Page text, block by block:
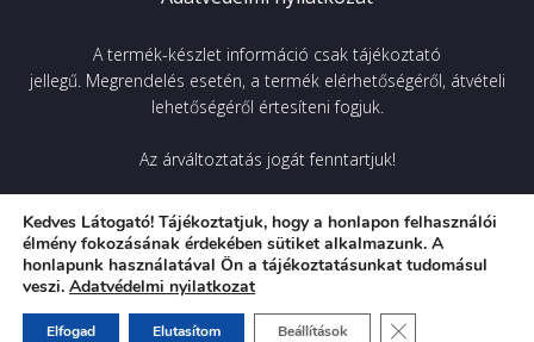
A termék-készlet információ csak tájékoztató
jellegű. Megrendelés esetén, a termék elérhetőségéről, átvételi
lehetőségéről értesíteni fogjuk.
Az árváltoztatás jogát fenntartjuk!
2026FrigoTherm Kft © Minden jog fenntartva.
megbízásából.
Kedves Látogató! Tájékoztatjuk, hogy a honlapon felhasználói
élmény fokozásának érdekében sütiket alkalmazunk. A
honlapunk használatával Ön a tájékoztatásunkat tudomásul
veszi. Adatvédelmi nyilatkozat
Elfogad Elutasítom Beállítások Close GDPR